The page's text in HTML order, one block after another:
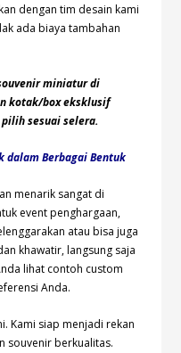
dengan tim desain kami
ada biaya tambahan
miniatur di
kotak/box eksklusif
sesuai selera.
dalam Berbagai Bentuk
menarik sangat di
event penghargaan,
atau bisa juga
khawatir, langsung saja
lihat contoh custom
Anda.
Kami siap menjadi rekan
souvenir berkualitas.